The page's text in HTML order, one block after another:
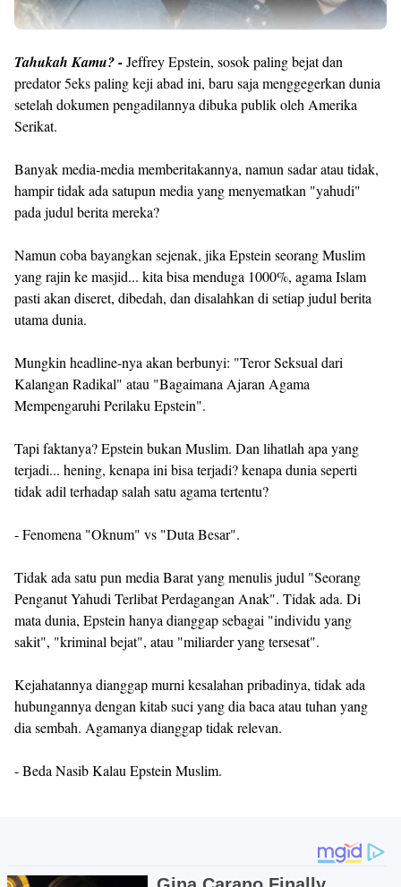
Tahukah Kamu? -Jeffrey Epstein, sosok paling bejat dan
predator 5eks paling keji abad ini, baru saja menggegerkan dunia
setelah dokumen pengadilannya dibuka publik oleh Amerika
Serikat.
Banyak media-media memberitakannya, namun sadar atau tidak,
hampir tidak ada satupun media yang menyematkan "yahudi"
pada judul berita mereka?
Namun coba bayangkan sejenak, jika Epstein seorang Muslim
yang rajin ke masjid... kita bisa menduga 1000%, agama Islam
pasti akan diseret, dibedah, dan disalahkan di setiap judul berita
utama dunia.
Mungkin headline-nya akan berbunyi: "Teror Seksual dari
Kalangan Radikal" atau "Bagaimana Ajaran Agama
Mempengaruhi Perilaku Epstein".
Tapi faktanya? Epstein bukan Muslim. Dan lihatlah apa yang
terjadi... hening, kenapa ini bisa terjadi? kenapa dunia seperti
tidak adil terhadap salah satu agama tertentu?
- Fenomena "Oknum" vs "Duta Besar".
Tidak ada satu pun media Barat yang menulis judul "Seorang
Penganut Yahudi Terlibat Perdagangan Anak". Tidak ada. Di
mata dunia, Epstein hanya dianggap sebagai "individu yang
sakit", "kriminal bejat", atau "miliarder yang tersesat".
Kejahatannya dianggap murni kesalahan pribadinya, tidak ada
hubungannya dengan kitab suci yang dia baca atau tuhan yang
dia sembah. Agamanya dianggap tidak relevan.
- Beda Nasib Kalau Epstein Muslim.